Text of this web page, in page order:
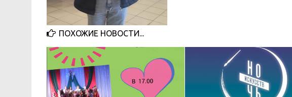
ПОХОЖИЕ НОВОСТИ...